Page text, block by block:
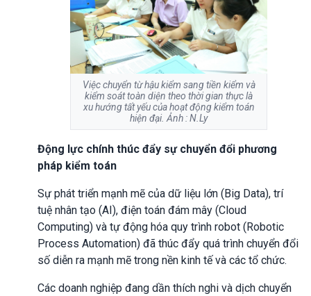
Việc chuyển từ hậu kiểm sang tiền kiểm và
kiểm soát toàn diện theo thời gian thực là
xu hướng tất yếu của hoạt động kiểm toán
hiện đại. Ảnh : N.Ly
Động lực chính thúc đẩy sự chuyển đổi phương
pháp kiểm toán
Sự phát triển mạnh mẽ của dữ liệu lớn (Big Data), trí
tuệ nhân tạo (AI), điện toán đám mây (Cloud
Computing) và tự động hóa quy trình robot (Robotic
Process Automation) đã thúc đẩy quá trình chuyển đổi
số diễn ra mạnh mẽ trong nền kinh tế và các tổ chức.
Các doanh nghiệp đang dần thích nghi và dịch chuyển